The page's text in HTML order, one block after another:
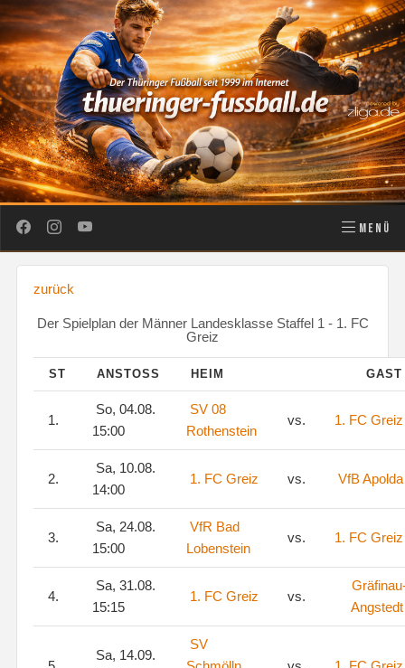
MENÜ
zurück
Der Spielplan der Männer Landesklasse Staffel 1 - 1. FC
Greiz
ST ANSTOSS HEIM
1.
So, 04.08.
15:00
SV 08
Rothenstein
vs. 1. FC Greiz
2.
Sa, 10.08.
14:00
1. FC Greiz vs. VfB Apolda
3.
Sa, 24.08.
15:00
VfR Bad
Lobenstein
vs. 1. FC Greiz
4.
Sa, 31.08.
15:15
1. FC Greiz vs.
Angstedt
Sa, 14.09.
SV